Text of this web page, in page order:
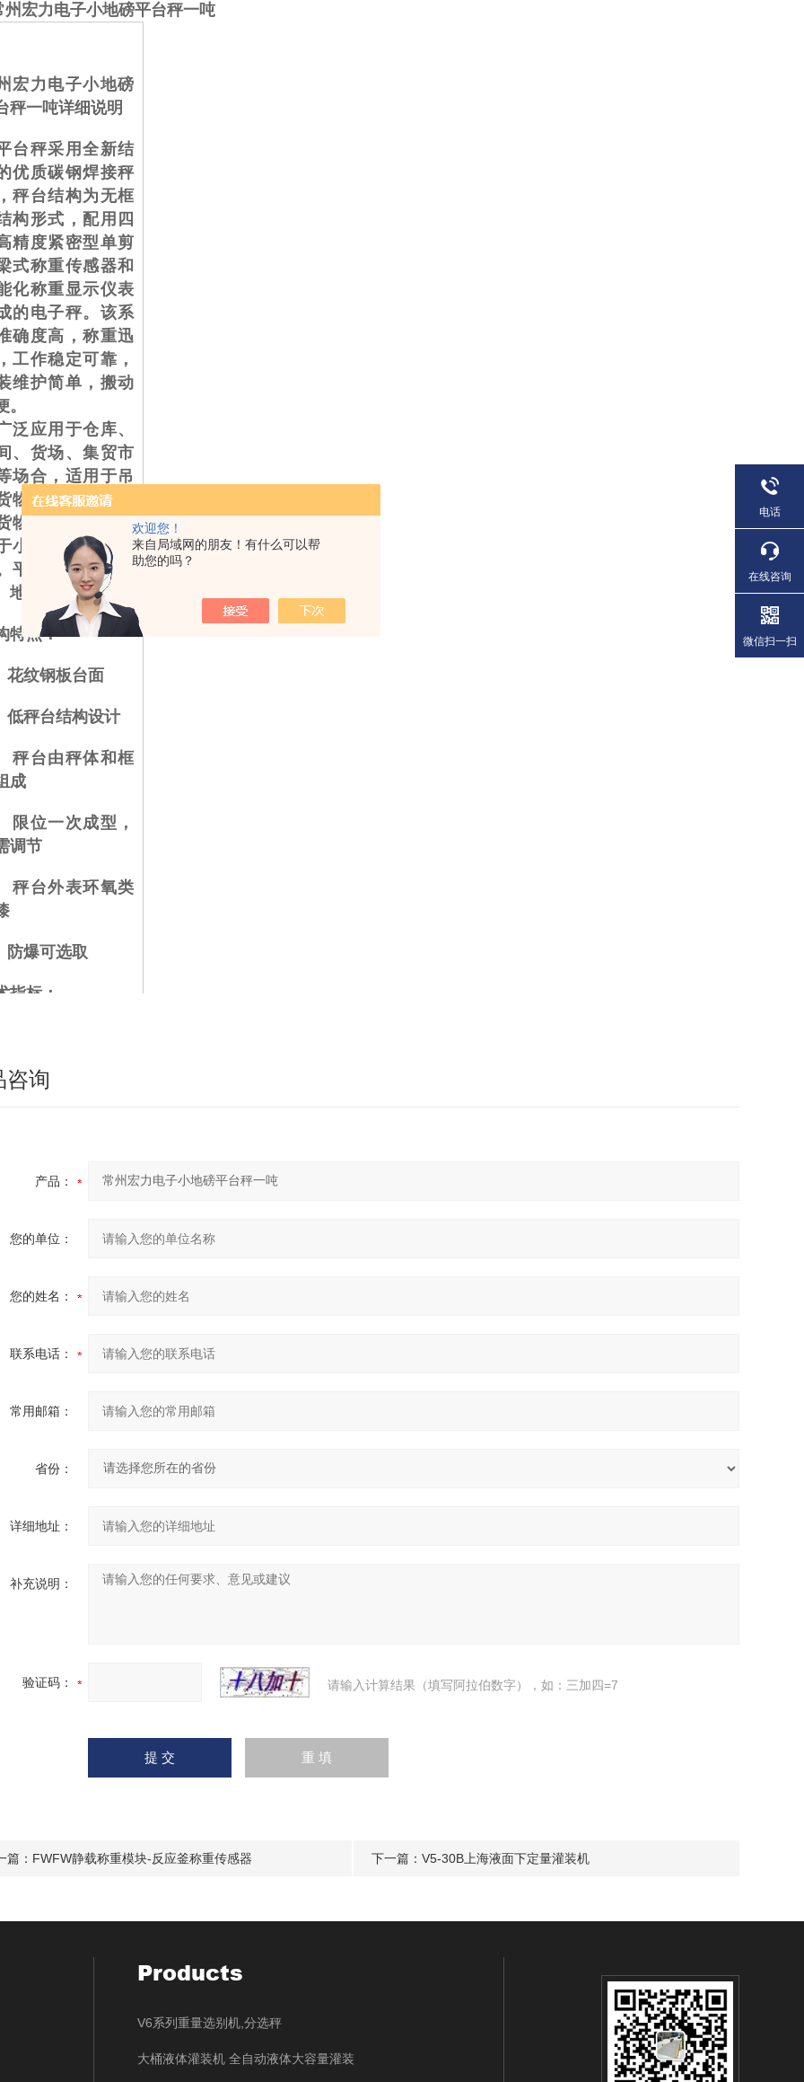
欢迎您！
来自局域网的朋友！有什么可以帮
助您的吗？
州宏力电子小地磅平台秤一吨
宏力电子小地磅
秤一吨详细说明
台秤采用全新结
优质碳钢焊接秤
秤台结构为无框
构形式，配用四
精度紧密型单剪
式称重传感器和
化称重显示仪表
的电子秤。该系
确度高，称重迅
工作稳定可靠，
维护简单，搬动
。
泛应用于仓库、
、货场、集贸市
场合，适用于吊
物称重、铲车铲
物称量，但不适
小车搬运货物称
平台秤不能配引
地中衡框架。
特点：
纹钢板台面
秤台结构设计
台由秤体和框
成
位一次成型，
调节
台外表环氧类
爆可选取
指标：
台/传感器工作
咨询
产品：
您的单位：
您的姓名：
联系电话：
常用邮箱：
省份：
详细地址：
补充说明：
验证码： 请输入计算结果（填写阿拉伯数字），如：三加四=7
篇： FWFW静载称重模块-反应釜称重传感器 下一篇： V5-30B上海液面下定量灌装机
Products
V6系列重量选别机,分选秤
大桶液体灌装机 全自动液体大容量灌装
电话
在线咨询
微信扫一扫